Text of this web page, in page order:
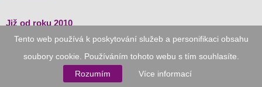
Tento web používá k poskytování služeb a personifikaci obsahu
soubory cookie. Používáním tohoto webu s tím souhlasíte.
Rozumím
Více informací
Již od roku 2010
1 511 mil.
ušetřeno nákupy